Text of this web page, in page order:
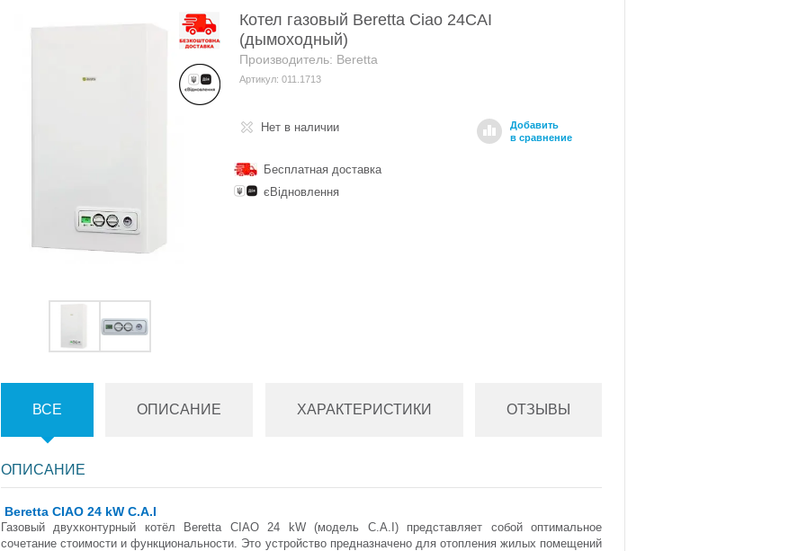
Котел газовый Beretta Ciao 24CAI
(дымоходный)
Производитель: Beretta
Артикул: 011.1713
Нет в наличии
Бесплатная доставка
єВідновлення
Добавить
в сравнение
ВСЕ ОПИСАНИЕ ХАРАКТЕРИСТИКИ ОТЗЫВЫ
ОПИСАНИЕ
Beretta CIAO 24 kW C.A.I
Газовый двухконтурный котёл Beretta CIAO 24 kW (модель C.A.I) представляет собой оптимальное
сочетание стоимости и функциональности. Это устройство предназначено для отопления жилых помещений